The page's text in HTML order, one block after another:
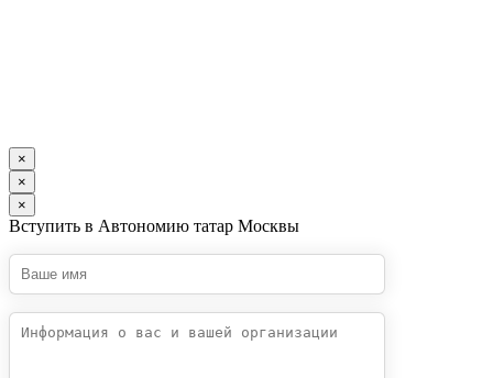
×
×
×
Вступить в Автономию татар Москвы